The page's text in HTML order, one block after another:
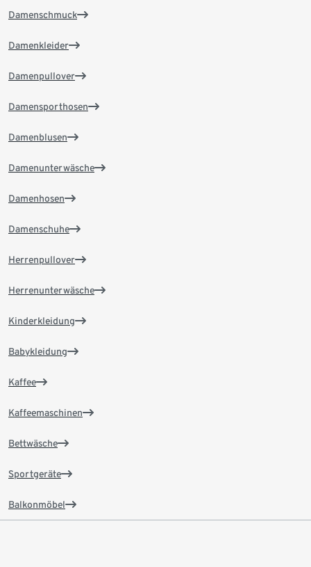
Damenschmuck
Damenkleider
Damenpullover
Damensporthosen
Damenblusen
Damenunterwäsche
Damenhosen
Damenschuhe
Herrenpullover
Herrenunterwäsche
Kinderkleidung
Babykleidung
Kaffee
Kaffeemaschinen
Bettwäsche
Sportgeräte
Balkonmöbel